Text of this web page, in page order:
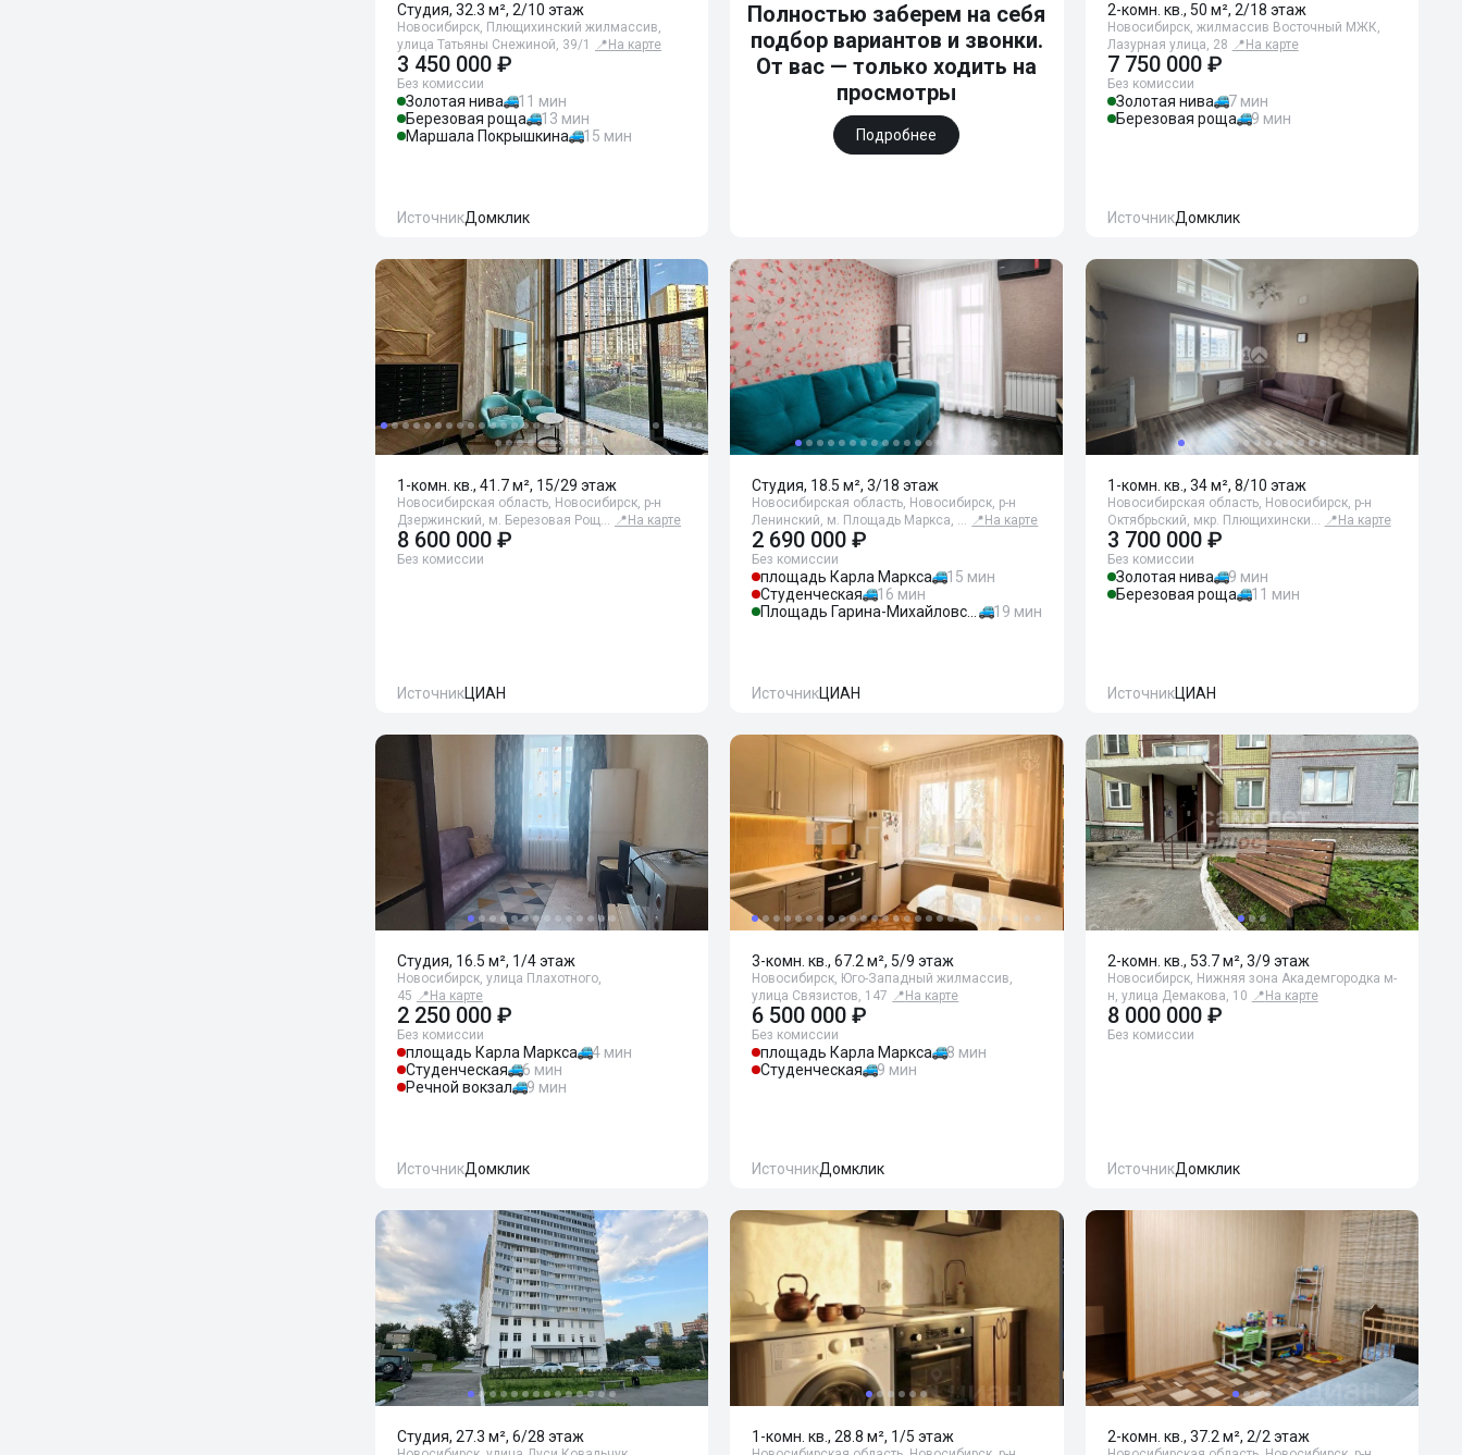
Студия, 32.3 м², 2/10 этаж
Новосибирск, Плющихинский жилмассив,
улица Татьяны Снежиной, 39/1
📍 На карте
3 450 000 ₽
Без комиссии
Золотая нива
11 мин
Березовая роща
13 мин
Маршала Покрышкина
15 мин
ИсточникДомклик
Полностью заберем на себя
подбор вариантов и звонки.
От вас — только ходить на
просмотры
Подробнее
2-комн. кв., 50 м², 2/18 этаж
Новосибирск, жилмассив Восточный МЖК,
Лазурная улица, 28 📍 На карте
7 750 000 ₽
Без комиссии
Золотая нива
7 мин
Березовая роща
9 мин
ИсточникДомклик
1-комн. кв., 41.7 м², 15/29 этаж
Новосибирская область, Новосибирск, р-н
Дзержинский, м. Березовая Рощ… 📍 На карте
8 600 000 ₽
Без комиссии
ИсточникЦИАН
Студия, 18.5 м², 3/18 этаж
Новосибирская область, Новосибирск, р-н
Ленинский, м. Площадь Маркса, … 📍 На карте
2 690 000 ₽
Без комиссии
площадь Карла Маркса
15 мин
Студенческая
16 мин
19 мин
ИсточникЦИАН
1-комн. кв., 34 м², 8/10 этаж
Новосибирская область, Новосибирск, р-н
Октябрьский, мкр. Плющихински… 📍 На карте
3 700 000 ₽
Без комиссии
Золотая нива
9 мин
Березовая роща
11 мин
ИсточникЦИАН
Студия, 16.5 м², 1/4 этаж
Новосибирск, улица Плахотного,
45 📍 На карте
2 250 000 ₽
Без комиссии
площадь Карла Маркса
4 мин
Студенческая
6 мин
Речной вокзал
9 мин
ИсточникДомклик
3-комн. кв., 67.2 м², 5/9 этаж
Новосибирск, Юго-Западный жилмассив,
улица Связистов, 147 📍 На карте
6 500 000 ₽
Без комиссии
площадь Карла Маркса
8 мин
Студенческая
9 мин
ИсточникДомклик
2-комн. кв., 53.7 м², 3/9 этаж
Новосибирск, Нижняя зона Академгородка м-
н, улица Демакова, 10 📍 На карте
8 000 000 ₽
Без комиссии
ИсточникДомклик
Студия, 27.3 м², 6/28 этаж 1-комн. кв., 28.8 м², 1/5 этаж 2-комн. кв., 37.2 м², 2/2 этаж